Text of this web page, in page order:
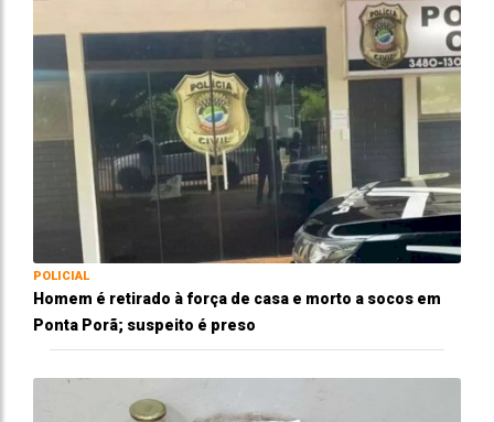
POLICIAL
Homem é retirado à força de casa e morto a socos em
Ponta Porã; suspeito é preso